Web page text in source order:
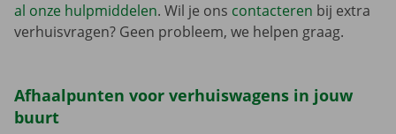
al onze hulpmiddelen. Wil je ons contacteren bij extra
verhuisvragen? Geen probleem, we helpen graag.
Afhaalpunten voor verhuiswagens in jouw
buurt